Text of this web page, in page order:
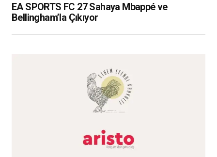
EA SPORTS FC 27 Sahaya Mbappé ve
Bellingham’la Çıkıyor